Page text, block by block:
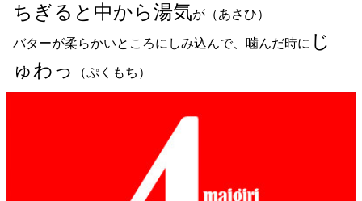
ちぎると中から湯気が（あさひ）
バターが柔らかいところにしみ込んで、噛んだ時に じ
ゅわっ
（ぷくもち）